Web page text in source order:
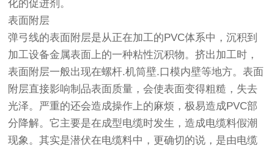
化的促进剂。
表面附层
弹弓线的表面附层是从正在加工的PVC体系中，沉积到
加工设备金属表面上的一种粘性沉积物。挤出加工时，
表面附层一般出现在螺杆.机筒壁.口模内壁等地方。表面
附层直接影响制品表面质量，会使表面变得粗糙，失去
光泽。严重的还会造成操作上的麻烦，极易造成PVC部
分降解。它主要是在成型电缆时发生，造成电缆料假潮
现象。其实是潜伏在电缆料中，更确切的说，是由电缆